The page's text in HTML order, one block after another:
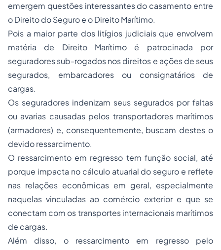
emergem questões interessantes do casamento entre
o Direito do Seguro e o Direito Marítimo.
Pois a maior parte dos litígios judiciais que envolvem
matéria de Direito Marítimo é patrocinada por
seguradores sub-rogados nos direitos e ações de seus
segurados, embarcadores ou consignatários de
cargas.
Os seguradores indenizam seus segurados por faltas
ou avarias causadas pelos transportadores marítimos
(armadores) e, consequentemente, buscam destes o
devido ressarcimento.
O ressarcimento em regresso tem função social, até
porque impacta no cálculo atuarial do seguro e reflete
nas relações econômicas em geral, especialmente
naquelas vinculadas ao comércio exterior e que se
conectam com os transportes internacionais marítimos
de cargas.
Além disso, o ressarcimento em regresso pelo